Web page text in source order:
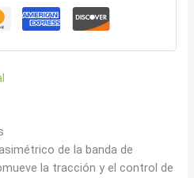
de la banda de
la tracción y el control de